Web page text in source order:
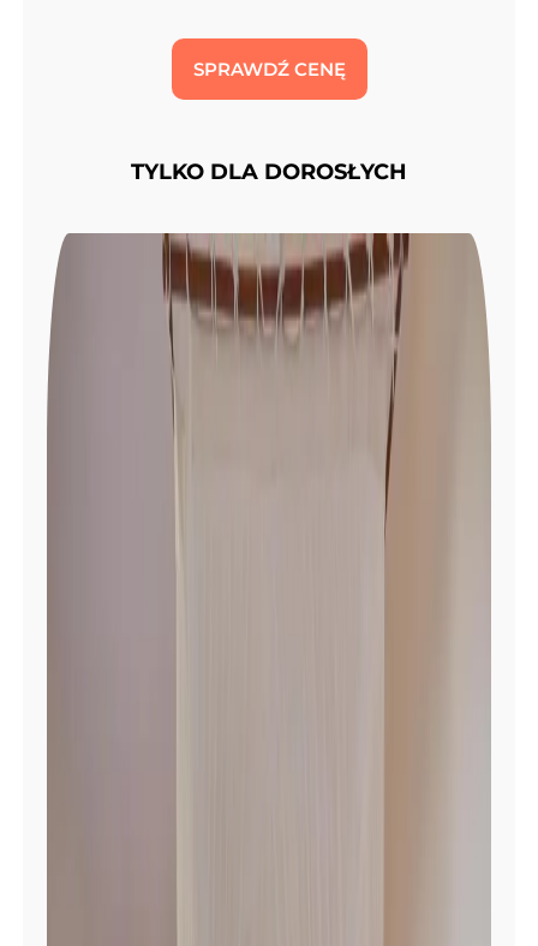
SPRAWDŹ CENĘ
TYLKO DLA DOROSŁYCH